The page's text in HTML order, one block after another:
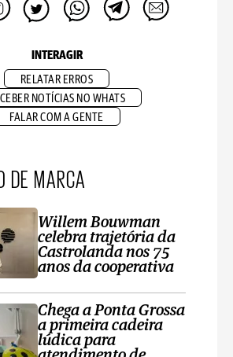
INTERAGIR
RELATAR ERROS
NOTÍCIAS NO WHATS
FALAR COM A GENTE
DE MARCA
Willem Bouwman
celebra trajetória da
Castrolanda nos 75
anos da cooperativa
Chega a Ponta Grossa
a primeira cadeira
lúdica para